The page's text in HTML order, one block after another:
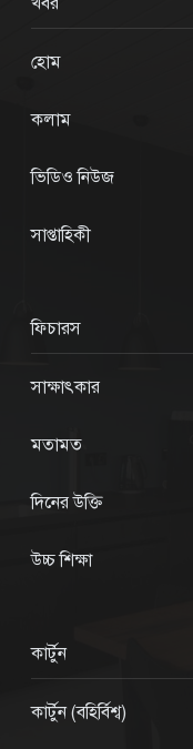
হোম
কলাম
ভিডিও নিউজ
সাপ্তাহিকী
ফিচারস
সাক্ষাৎকার
মতামত
দিনের উক্তি
উচ্চ শিক্ষা
কার্টুন
কার্টুন (বহির্বিশ্ব)